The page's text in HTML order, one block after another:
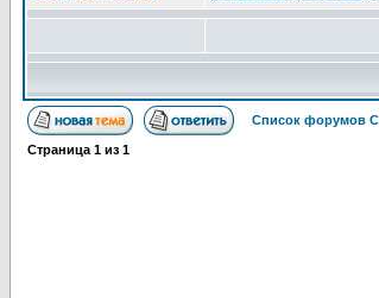
Список форумов
Страница 1 из 1